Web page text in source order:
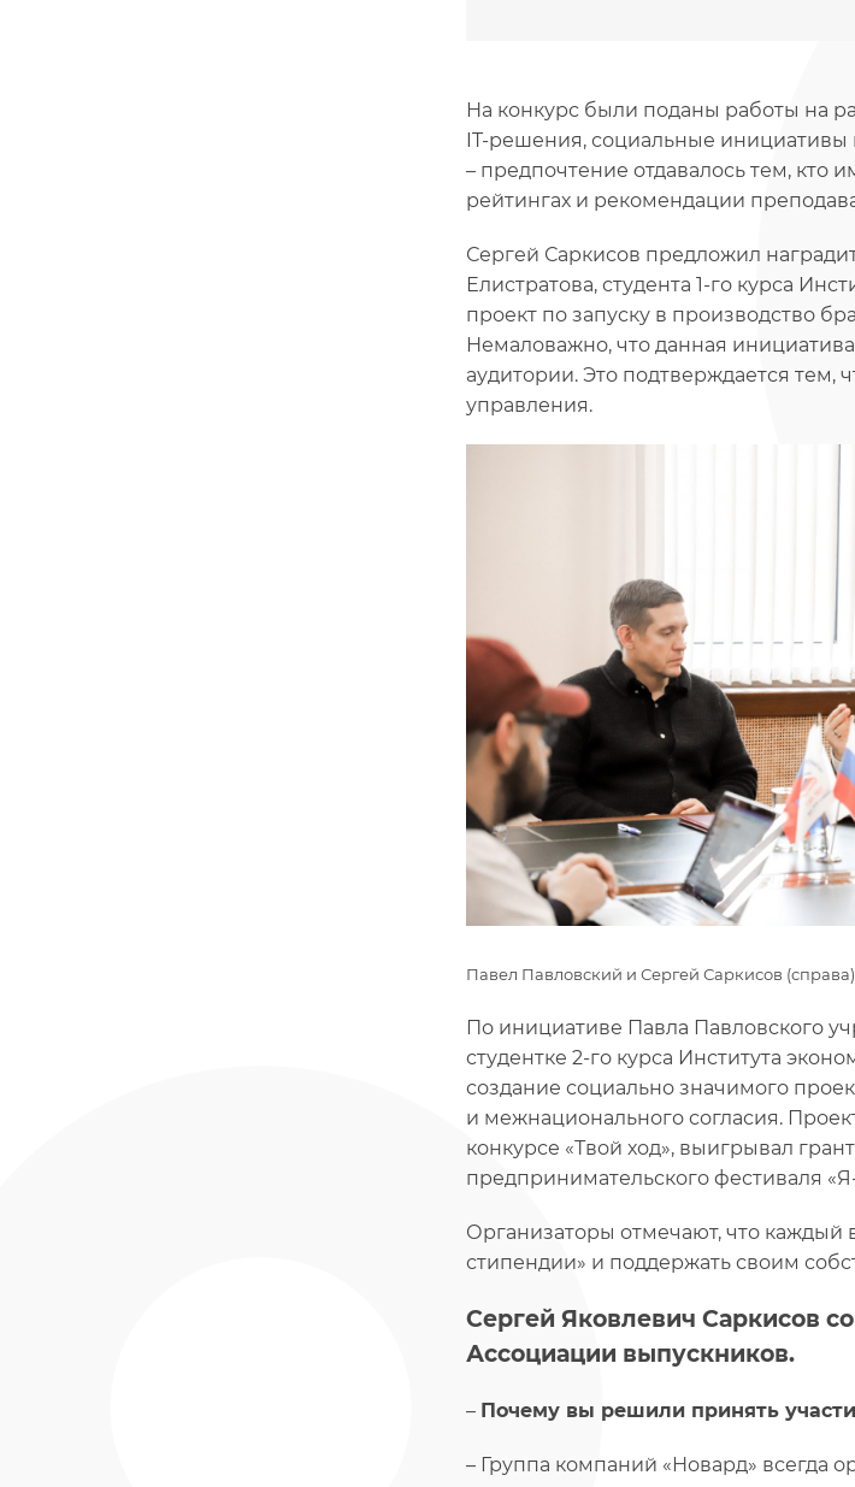
На конкурс были поданы работы на
IT-решения, социальные инициативы
– предпочтение отдавалось тем, кто
рейтингах и рекомендации
Сергей Саркисов предложил
Елистратова, студента 1-го курса
проект по запуску в производство
Немаловажно, что данная
аудитории. Это подтверждается тем,
управления.
Павел Павловский и Сергей Саркисов (справа)
По инициативе Павла Павловского
студентке 2-го курса Института
создание социально значимого
и межнационального согласия.
конкурсе «Твой ход», выигрывал
предпринимательского фестиваля
Организаторы отмечают, что
стипендии» и поддержать своим
Сергей Яковлевич Саркисов
Ассоциации выпускников.
– Почему вы решили принять
– Группа компаний «Новард» всегда